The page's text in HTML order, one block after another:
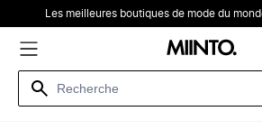
Les meilleures boutiques de mode du